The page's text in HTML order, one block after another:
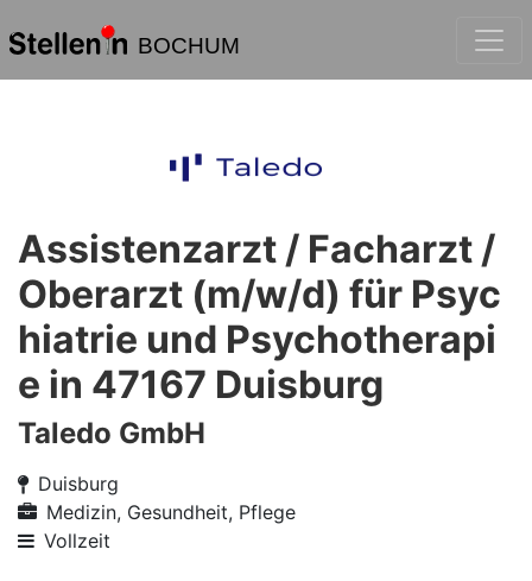
BOCHUM
Assistenzarzt / Facharzt /
Oberarzt (m/w/d) für Psyc
hiatrie und Psychotherapi
e in 47167 Duisburg
Taledo GmbH
Duisburg
Medizin, Gesundheit, Pflege
Vollzeit